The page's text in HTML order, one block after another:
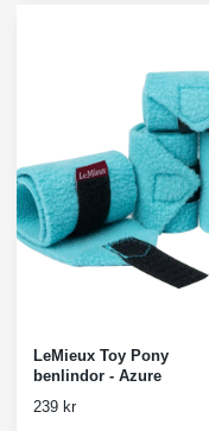
LeMieux Toy Pony
benlindor - Azure
239 kr